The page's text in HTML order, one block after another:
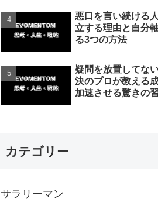
悪口を言い続ける
立する理由と自分
る3つの方法
疑問を放置してな
決のプロが教える
加速させる驚きの
カテゴリー
サラリーマン